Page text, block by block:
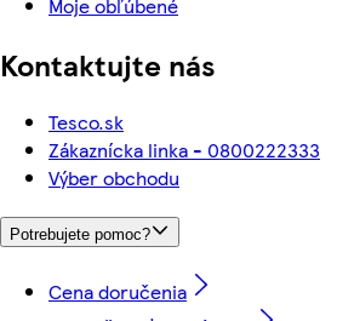
Kontaktujte nás
Tesco.sk
Zákaznícka linka - 0800222333
Výber obchodu
Potrebujete pomoc?
Cena doručenia